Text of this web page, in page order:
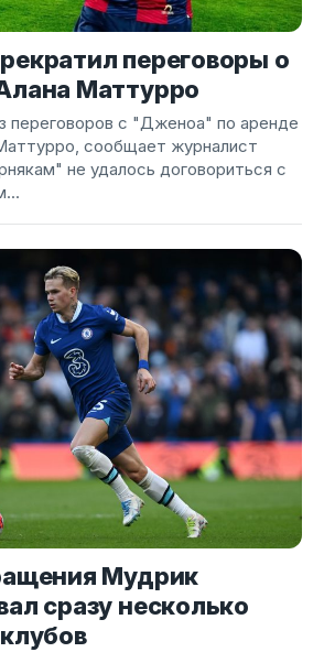
переговоры о
Маттурро
переговоров с "Дженоа" по аренде
сообщает журналист
не удалось договориться с
Мудрик
сразу несколько